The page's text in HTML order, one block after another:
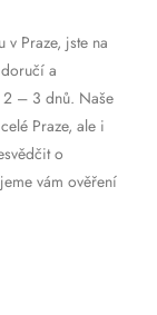
v Praze, jste na
a
2 – 3 dnů. Naše
Praze, ale i
o
vám ověření